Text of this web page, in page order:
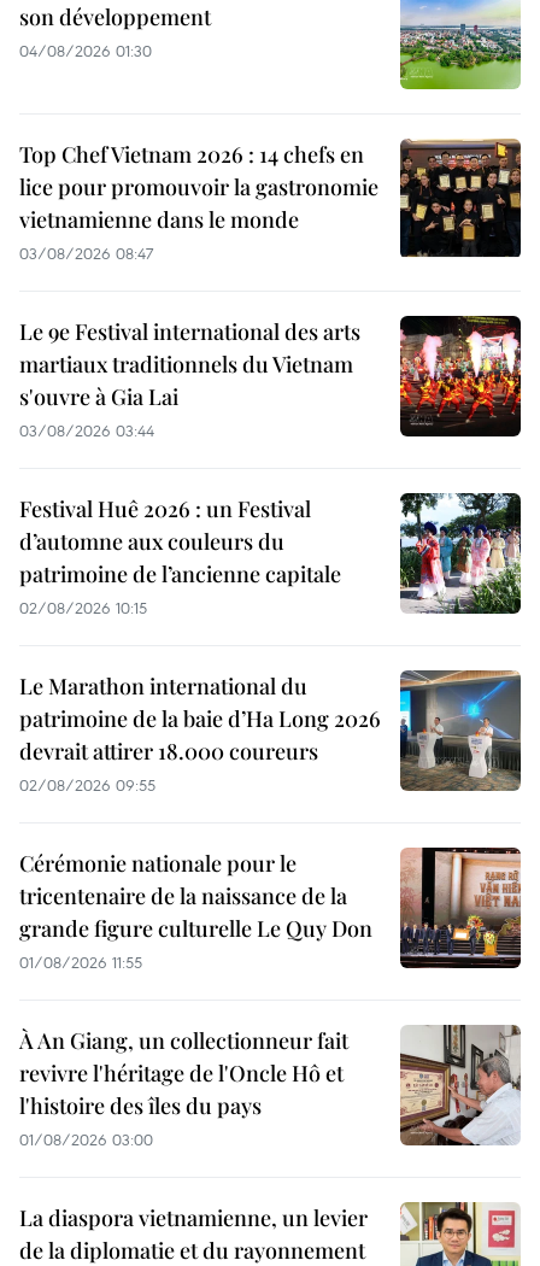
son développement
04/08/2026 01:30
Top Chef Vietnam 2026 : 14 chefs en
lice pour promouvoir la gastronomie
vietnamienne dans le monde
03/08/2026 08:47
Le 9e Festival international des arts
martiaux traditionnels du Vietnam
s'ouvre à Gia Lai
03/08/2026 03:44
Festival Huê 2026 : un Festival
d’automne aux couleurs du
patrimoine de l’ancienne capitale
02/08/2026 10:15
Le Marathon international du
patrimoine de la baie d’Ha Long 2026
devrait attirer 18.000 coureurs
02/08/2026 09:55
Cérémonie nationale pour le
tricentenaire de la naissance de la
grande figure culturelle Le Quy Don
01/08/2026 11:55
À An Giang, un collectionneur fait
revivre l'héritage de l'Oncle Hô et
l'histoire des îles du pays
01/08/2026 03:00
La diaspora vietnamienne, un levier
de la diplomatie et du rayonnement